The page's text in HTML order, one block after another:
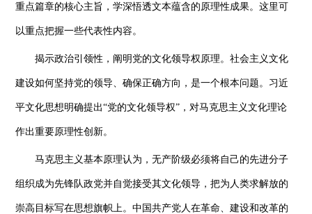
重点篇章的核心主旨，学深悟透文本蕴含的原理性成果。这里可
以重点把握一些代表性内容。
揭示政治引领性，阐明党的文化领导权原理。社会主义文化
建设如何坚持党的领导、确保正确方向，是一个根本问题。习近
平文化思想明确提出“党的文化领导权”，对马克思主义文化理论
作出重要原理性创新。
马克思主义基本原理认为，无产阶级必须将自己的先进分子
组织成为先锋队政党并自觉接受其文化领导，把为人类求解放的
崇高目标写在思想旗帜上。中国共产党人在革命、建设和改革的